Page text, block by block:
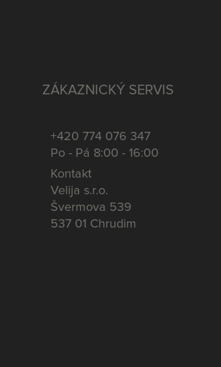
ZÁKAZNICKÝ SERVIS
+420 774 076 347
Po - Pá 8:00 - 16:00
Kontakt
Velija s.r.o.
Švermova 539
537 01 Chrudim